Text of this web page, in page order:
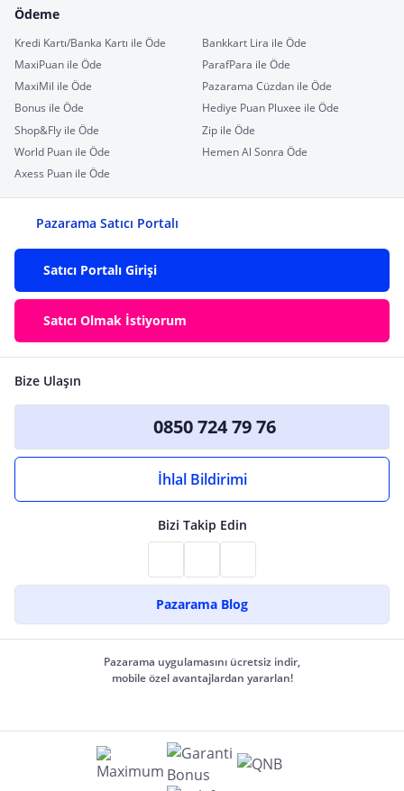
Ödeme
Kredi Kartı/Banka Kartı ile Öde
Bankkart Lira ile Öde
MaxiPuan ile Öde
ParafPara ile Öde
MaxiMil ile Öde
Pazarama Cüzdan ile Öde
Bonus ile Öde
Hediye Puan Pluxee ile Öde
Shop&Fly ile Öde
Zip ile Öde
World Puan ile Öde
Hemen Al Sonra Öde
Axess Puan ile Öde
Pazarama Satıcı Portalı
Satıcı Portalı Girişi
Satıcı Olmak İstiyorum
Bize Ulaşın
0850 724 79 76
İhlal Bildirimi
Bizi Takip Edin
Pazarama Blog
Pazarama uygulamasını ücretsiz indir,
mobile özel avantajlardan yararlan!